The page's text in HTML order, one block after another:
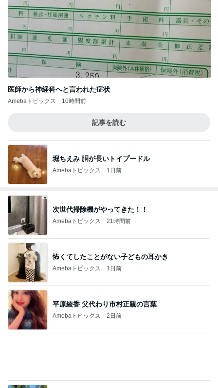
医師から神経科へと言われた症状
Amebaトピックス 10時間前
記事を読む
堀ちえみ 胴が長いトイプードル
Amebaトピックス 1日前
次世代掃除機がやってきた！！
Amebaトピックス 21時間前
怖くてしたことがない子どもの耳かき
Amebaトピックス 1日前
平原綾香 父代わり市村正親の言葉
Amebaトピックス 2日前